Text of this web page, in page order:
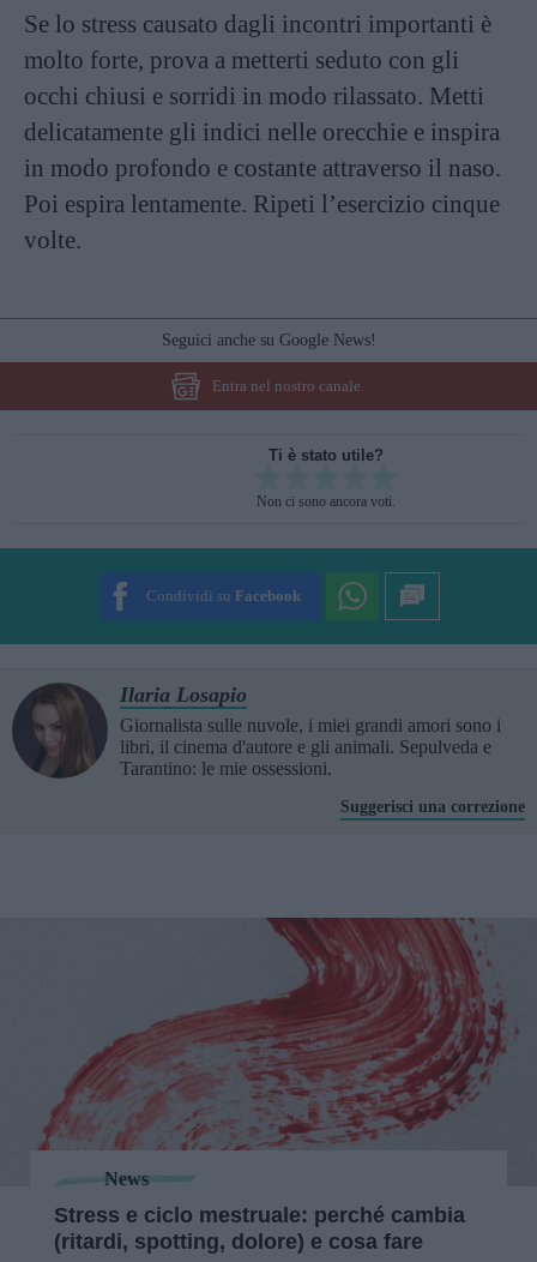
Se lo stress causato dagli incontri importanti è
molto forte, prova a metterti seduto con gli
occhi chiusi e sorridi in modo rilassato. Metti
delicatamente gli indici nelle orecchie e inspira
in modo profondo e costante attraverso il naso.
Poi espira lentamente. Ripeti l’esercizio cinque
volte.
Seguici anche su Google News!
Entra nel nostro canale
Ti è stato utile?
Non ci sono ancora voti.
Condividi su Facebook
Ilaria Losapio
Giornalista sulle nuvole, i miei grandi amori sono i
libri, il cinema d'autore e gli animali. Sepulveda e
Tarantino: le mie ossessioni.
Suggerisci una correzione
News
Stress e ciclo mestruale: perché cambia
(ritardi, spotting, dolore) e cosa fare